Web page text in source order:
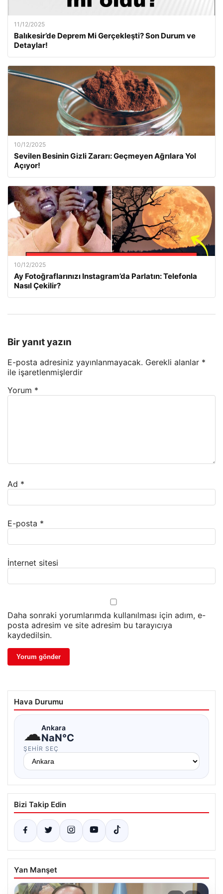
11/12/2025
Balıkesir’de Deprem Mi Gerçekleşti? Son Durum ve
Detaylar!
10/12/2025
Sevilen Besinin Gizli Zararı: Geçmeyen Ağrılara Yol
Açıyor!
10/12/2025
Ay Fotoğraflarınızı Instagram’da Parlatın: Telefonla
Nasıl Çekilir?
Bir yanıt yazın
E-posta adresiniz yayınlanmayacak. Gerekli alanlar *
ile işaretlenmişlerdir
Yorum *
Ad *
E-posta *
İnternet sitesi
Daha sonraki yorumlarımda kullanılması için adım, e-
posta adresim ve site adresim bu tarayıcıya
kaydedilsin.
Hava Durumu
☁Ankara
NaN°C
ŞEHIR SEÇ
Bizi Takip Edin
Yan Manşet